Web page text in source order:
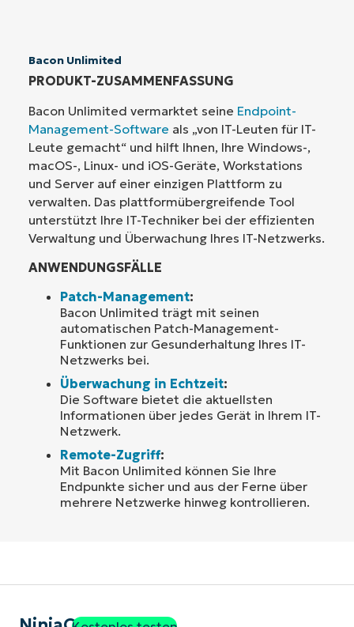
Bacon Unlimited
PRODUKT-ZUSAMMENFASSUNG
Bacon Unlimited vermarktet seine Endpoint-
Management-Software als „von IT-Leuten für IT-
Leute gemacht“ und hilft Ihnen, Ihre Windows-,
macOS-, Linux- und iOS-Geräte, Workstations
und Server auf einer einzigen Plattform zu
verwalten. Das plattformübergreifende Tool
unterstützt Ihre IT-Techniker bei der effizienten
Verwaltung und Überwachung Ihres IT-Netzwerks.
ANWENDUNGSFÄLLE
Patch-Management:
Bacon Unlimited trägt mit seinen
automatischen Patch-Management-
Funktionen zur Gesunderhaltung Ihres IT-
Netzwerks bei.
Überwachung in Echtzeit:
Die Software bietet die aktuellsten
Informationen über jedes Gerät in Ihrem IT-
Netzwerk.
Remote-Zugriff:
Mit Bacon Unlimited können Sie Ihre
Endpunkte sicher und aus der Ferne über
mehrere Netzwerke hinweg kontrollieren.